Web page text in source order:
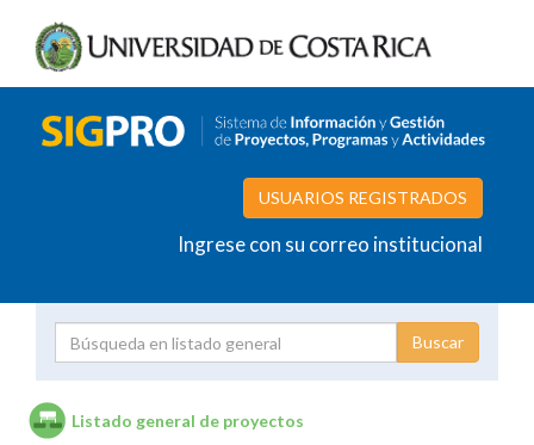
USUARIOS REGISTRADOS
Ingrese con su correo institucional
Listado general de proyectos